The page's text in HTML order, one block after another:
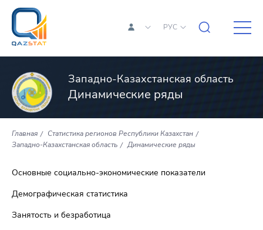
РУС
Западно-Казахстанская область
Динамические ряды
Главная
Статистика регионов Республики Казахстан
Западно-Казахстанская область
Динамические ряды
Основные социально-экономические показатели
Демографическая статистика
Занятость и безработица